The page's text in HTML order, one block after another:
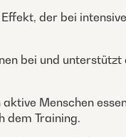
der bei
bei und
Menschen
dem Training.